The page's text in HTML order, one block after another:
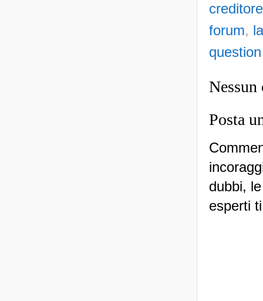
creditore
forum,
Nessun
Posta
dubbi,
esperti